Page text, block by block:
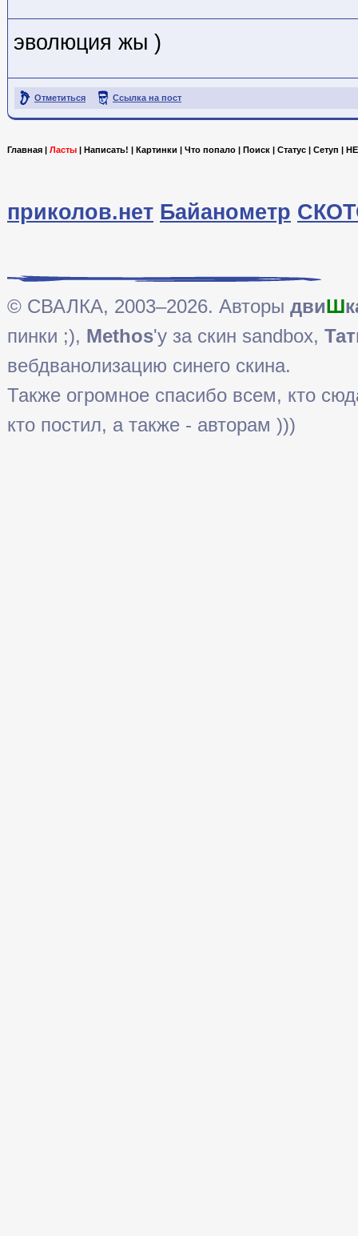
эволюция жы )
Отметиться Ссылка на пост
Главная | Ласты | Написать! | Картинки | Что попало | Поиск | Статус | Сетуп |
приколов.нет Байанометр
© СВАЛКА, 2003–2026. Авторы двиШ
пинки ;), Methos'у за скин sandbox,
вебдванолизацию синего скина.
Также огромное спасибо всем, кто
кто постил, а также - авторам )))